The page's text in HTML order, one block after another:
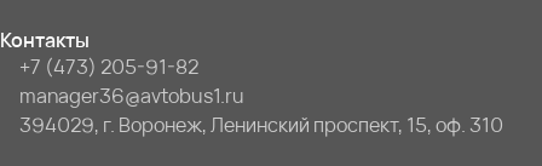
Контакты
+7 (473) 205-91-82
manager36@avtobus1.ru
394029, г. Воронеж, Ленинский проспект, 15, оф. 310